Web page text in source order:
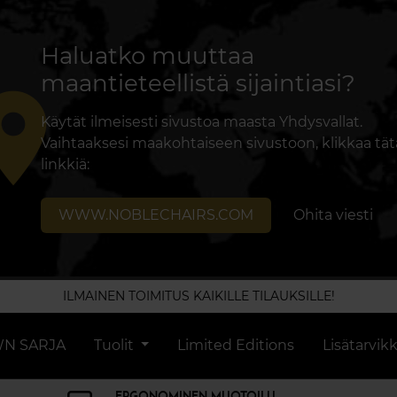
Haluatko muuttaa
maantieteellistä sijaintiasi?
Käytät ilmeisesti sivustoa maasta Yhdysvallat.
Vaihtaaksesi maakohtaiseen sivustoon, klikkaa
linkkiä:
WWW.NOBLECHAIRS.COM Ohita viesti
ILMAINEN TOIMITUS KAIKILLE TILAUKSILLE!
SARJA Tuolit Limited Editions